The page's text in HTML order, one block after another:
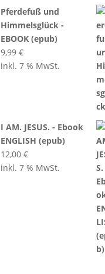
Pferdefuß und
Himmelsglück -
EBOOK (epub)
9,99€
inkl. 7 % MwSt.
I AM. JESUS. - Ebook
ENGLISH (epub)
12,00€
inkl. 7 % MwSt.